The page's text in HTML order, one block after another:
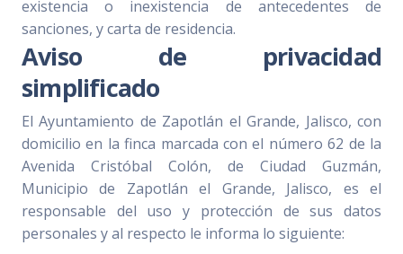
existencia o inexistencia de antecedentes de
sanciones, y carta de residencia.
Aviso de privacidad
simplificado
El Ayuntamiento de Zapotlán el Grande, Jalisco, con
domicilio en la finca marcada con el número 62 de la
Avenida Cristóbal Colón, de Ciudad Guzmán,
Municipio de Zapotlán el Grande, Jalisco, es el
responsable del uso y protección de sus datos
personales y al respecto le informa lo siguiente: